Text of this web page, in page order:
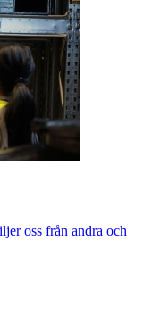
oss från andra och